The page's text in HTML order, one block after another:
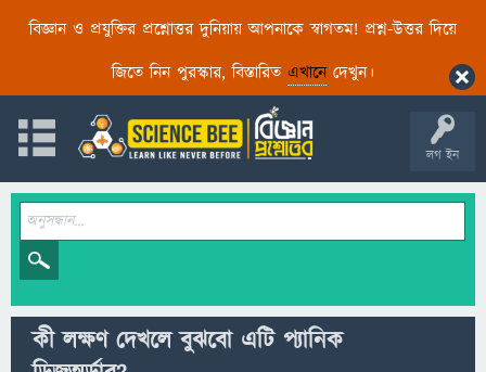
বিজ্ঞান ও প্রযুক্তির প্রশ্নোত্তর দুনিয়ায় আপনাকে স্বাগতম! প্রশ্ন-উত্তর দিয়ে
জিতে নিন পুরস্কার, বিস্তারিত এখানেদেখুন।
লগ ইন
কী লক্ষণ দেখলে বুঝবো এটি প্যানিক